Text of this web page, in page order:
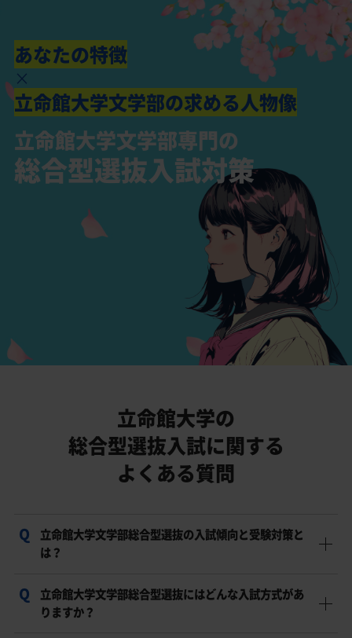
あなたの特徴
×
立命館大学文学部の求める人物像
立命館大学文学部専門の
総合型選抜入試対策
立命館大学の
総合型選抜入試に関する
よくある質問
立命館大学文学部総合型選抜の入試傾向と受験対策と
は？
立命館大学文学部総合型選抜で合格を目指すには、入試
傾向を把握し、志望理由書・小論文・面接・学力試験を
立命館大学文学部総合型選抜にはどんな入試方式があ
りますか？